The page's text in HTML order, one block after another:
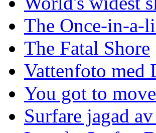
The Once-in-a-
The Fatal Shore
Vattenfoto med
You got to
Surfare jagad